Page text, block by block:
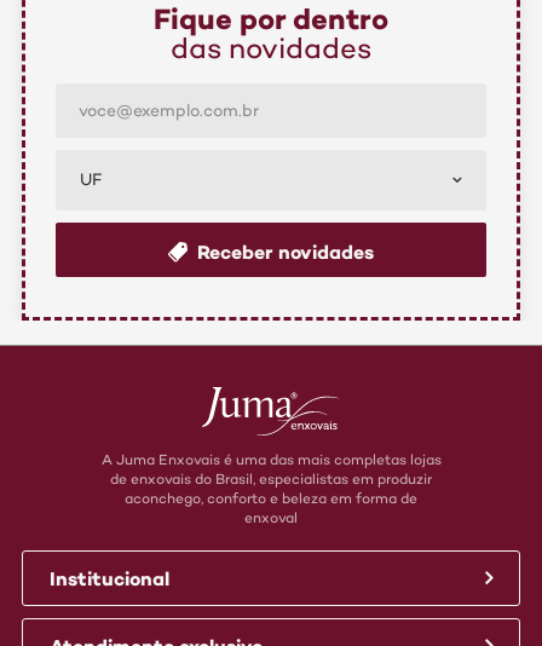
Fique por dentro
das novidades
UF
Receber novidades
A Juma Enxovais é uma das mais completas lojas
de enxovais do Brasil, especialistas em produzir
aconchego, conforto e beleza em forma de
enxoval
Institucional